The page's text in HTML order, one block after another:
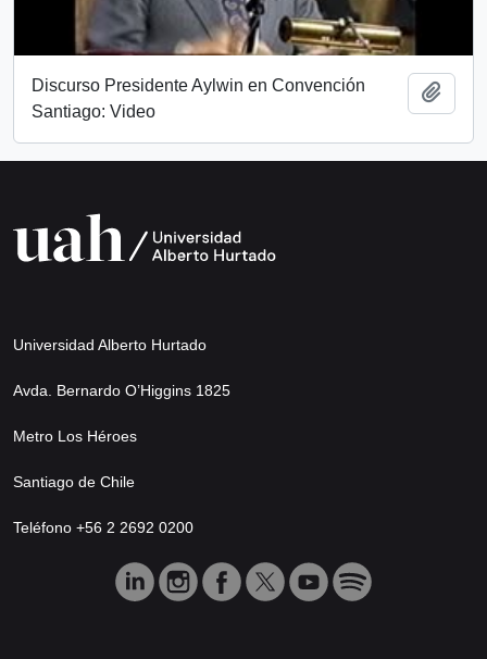
Discurso Presidente Aylwin en Convención
Santiago: Video
Universidad Alberto Hurtado
Avda. Bernardo O’Higgins 1825
Metro Los Héroes
Santiago de Chile
Teléfono +56 2 2692 0200